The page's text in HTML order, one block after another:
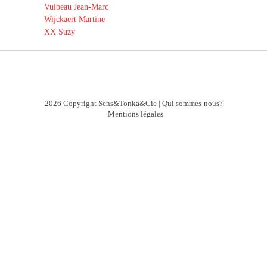
Vulbeau Jean-Marc
Wijckaert Martine
XX Suzy
2026 Copyright Sens&Tonka&Cie | Qui sommes-nous?
Mentions légales